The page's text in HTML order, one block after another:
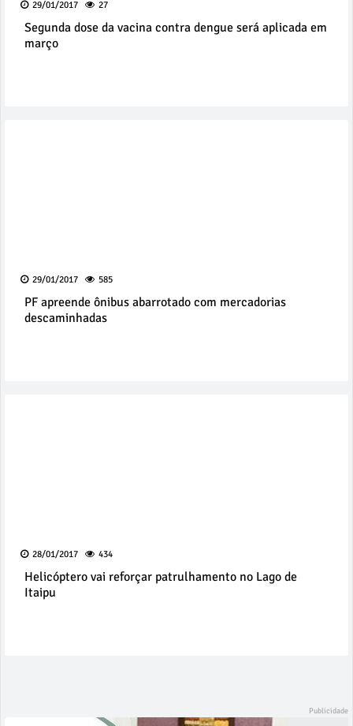
29/01/2017 27
Segunda dose da vacina contra dengue será aplicada em
março
29/01/2017 585
PF apreende ônibus abarrotado com mercadorias
descaminhadas
28/01/2017 434
Helicóptero vai reforçar patrulhamento no Lago de
Itaipu